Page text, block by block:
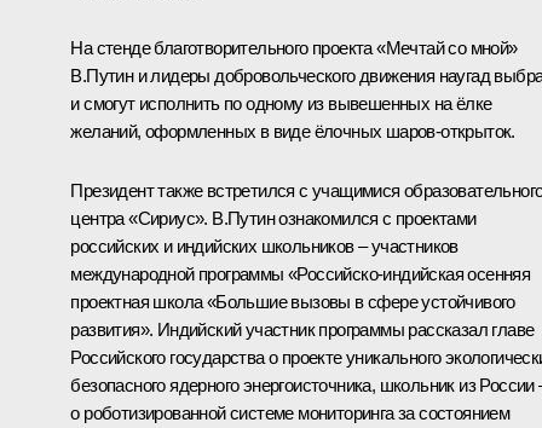
На стенде благотворительного проекта «Мечтай со мной»
В.Путин и лидеры добровольческого движения наугад
и смогут исполнить по одному из вывешенных на ёлке
желаний, оформленных в виде ёлочных шаров-открыток.
Президент также встретился с учащимися
центра «Сириус». В.Путин ознакомился с проектами
российских и индийских школьников – участников
международной программы «Российско-индийская осенняя
проектная школа «Большие вызовы в сфере устойчивого
развития». Индийский участник программы рассказал главе
Российского государства о проекте уникального
безопасного ядерного энергоисточника, школьник из России
о роботизированной системе мониторинга за состоянием